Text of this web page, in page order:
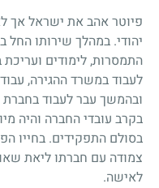
פיוטר אהב את ישראל אך
יהודי. במהלך שירותו החל
התמסרות, לימודים
לעבוד במשרד ההגירה,
ובהמשך עבר לעבוד בחברת
בקרב עובדי החברה והיה
בסולם התפקידים. בחייו
צמודה עם חברתו ליאת
לאישה.